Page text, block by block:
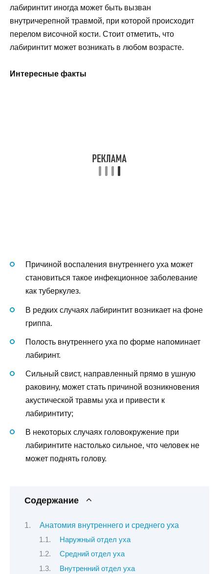
лабиринтит иногда может быть вызван
внутричерепной травмой, при которой происходит
перелом височной кости. Стоит отметить, что
лабиринтит может возникать в любом возрасте.
Интересные факты
Причиной воспаления внутреннего уха может
становиться такое инфекционное заболевание
как туберкулез.
В редких случаях лабиринтит возникает на фоне
гриппа.
Полость внутреннего уха по форме напоминает
лабиринт.
Сильный свист, направленный прямо в ушную
раковину, может стать причиной возникновения
акустической травмы уха и привести к
лабиринтиту;
В некоторых случаях головокружение при
лабиринтите настолько сильное, что человек не
может поднять голову.
Содержание
Анатомия внутреннего и среднего уха
Наружный отдел уха
Средний отдел уха
Внутренний отдел уха